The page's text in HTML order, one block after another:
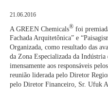
21.06.2016
A GREEN Chemicals® foi
Fachada Arquitetônica” e
Organizada, como resultado das
da Zona Especializada da
imensamente aos responsáveis
reunião liderada pelo Diretor
pelo Diretor Financeiro, Sr. Ufuk